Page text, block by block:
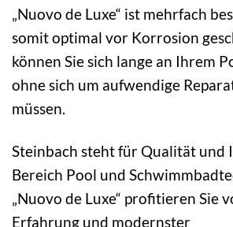
„Nuovo de Luxe“ ist mehrfach
somit optimal vor Korrosion
können Sie sich lange an Ihrem
ohne sich um aufwendige
müssen.
Steinbach steht für Qualität und
Bereich Pool und
„Nuovo de Luxe“ profitieren Sie
Erfahrung und modernster